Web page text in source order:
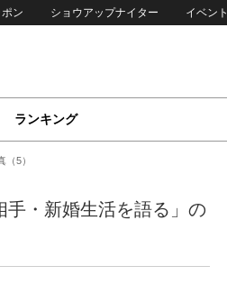
ン ショウアップナイター イベント
ランキング
5）
手・新婚生活を語る」の